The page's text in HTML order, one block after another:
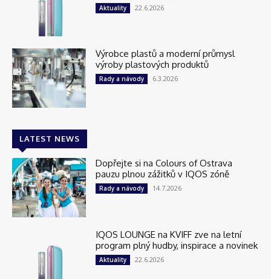
Aktuality 22.6.2026
Výrobce plastů a moderní průmysl
výroby plastových produktů
Rady a návody 6.3.2026
LATEST NEWS
Dopřejte si na Colours of Ostrava
pauzu plnou zážitků v IQOS zóně
Rady a návody 14.7.2026
IQOS LOUNGE na KVIFF zve na letní
program plný hudby, inspirace a novinek
Aktuality 22.6.2026